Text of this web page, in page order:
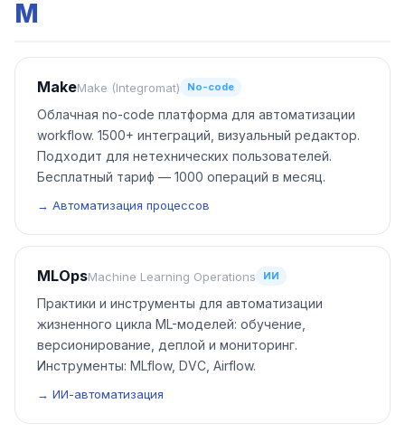
M
MakeMake (Integromat) No-code
Облачная no-code платформа для автоматизации
workflow. 1500+ интеграций, визуальный редактор.
Подходит для нетехнических пользователей.
Бесплатный тариф — 1000 операций в месяц.
→ Автоматизация процессов
MLOpsMachine Learning Operations ИИ
Практики и инструменты для автоматизации
жизненного цикла ML-моделей: обучение,
версионирование, деплой и мониторинг.
Инструменты: MLflow, DVC, Airflow.
→ ИИ-автоматизация